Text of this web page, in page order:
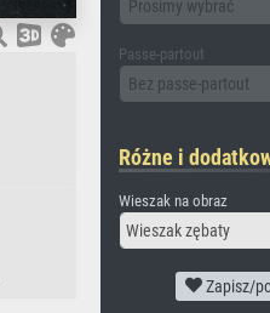
Prosimy wybrać
Passe-partout
Bez passe-partout
Różne i
Wieszak na obraz
Wieszak zębaty
Zapisz/